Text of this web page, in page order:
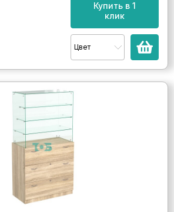
Купить в 1
клик
Цвет